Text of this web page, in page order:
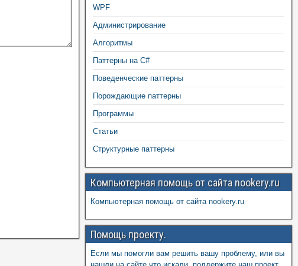
WPF
Администрирование
Алгоритмы
Паттерны на C#
Поведенческие паттерны
Порождающие паттерны
Программы
Статьи
Структурные паттерны
Компьютерная помощь от сайта nookery.ru
Компьютерная помощь от сайта nookery.ru
Помощь проекту.
Если мы помогли вам решить вашу проблему, или вы